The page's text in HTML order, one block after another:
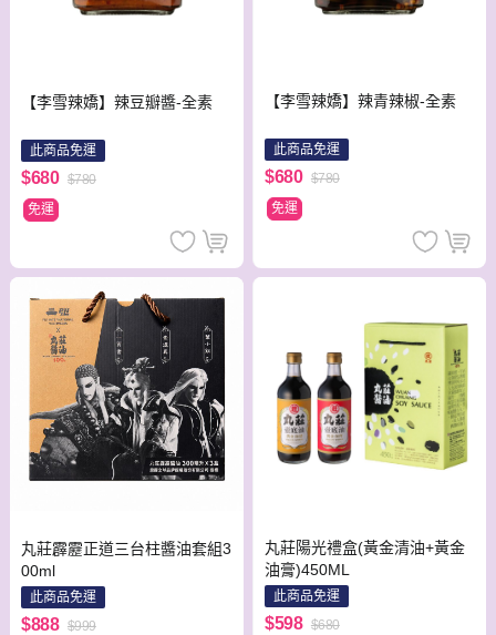
【李雪辣嬌】辣豆瓣醬-全素
此商品免運
$680 $780
免運
【李雪辣嬌】辣青辣椒-全素
此商品免運
$680 $780
免運
丸莊霹靂正道三台柱醬油套組3
00ml
此商品免運
$888 $999
丸莊陽光禮盒(黃金清油+黃金
油膏)450ML
此商品免運
$598 $680